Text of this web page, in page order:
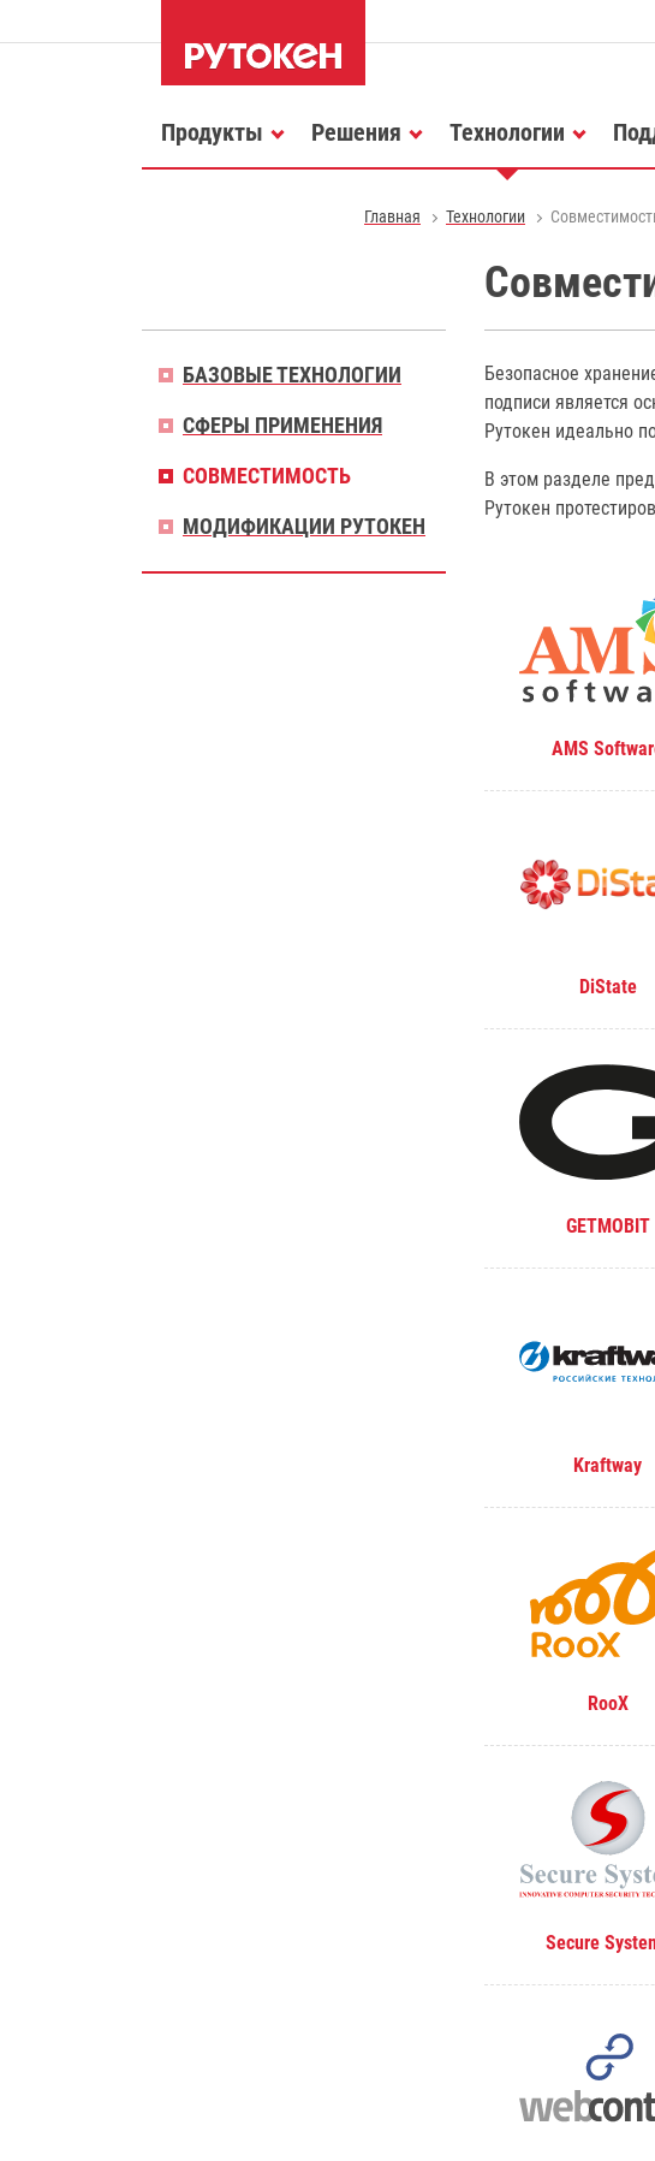
Продукты Решения Технологии
Главная Технологии
Безопасное
подписи является
Рутокен идеально
В этом разделе
Рутокен
AMS
DiState
GETMOBIT
Kraftway
RooX
Secure
БАЗОВЫЕ ТЕХНОЛОГИИ
СФЕРЫ ПРИМЕНЕНИЯ
СОВМЕСТИМОСТЬ
МОДИФИКАЦИИ РУТОКЕН